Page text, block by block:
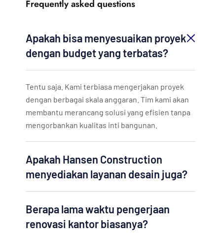
Frequently asked questions
Apakah bisa menyesuaikan proyek
dengan budget yang terbatas?
Tentu saja. Kami terbiasa mengerjakan proyek
dengan berbagai skala anggaran. Tim kami akan
membantu merancang solusi yang efisien tanpa
mengorbankan kualitas inti bangunan.
Apakah Hansen Construction
menyediakan layanan desain juga?
Berapa lama waktu pengerjaan
renovasi kantor biasanya?